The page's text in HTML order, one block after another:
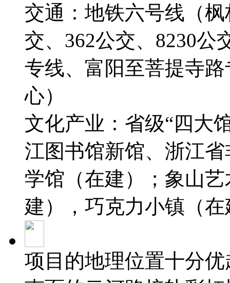
交通：地铁六号线（
交、362公交、8230公
专线、富阳至菩提寺
心）
文化产业：省级“四
江图书馆新馆、浙江
学馆（在建）；象山
建），巧克力小镇（
项目的地理位置十分